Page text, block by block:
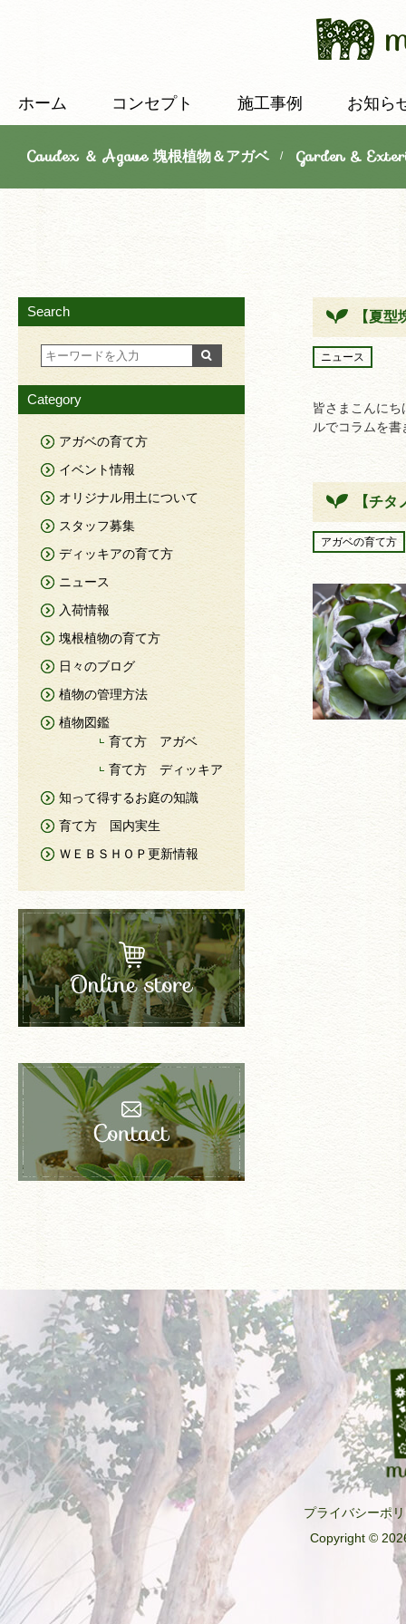
ホーム コンセプト 施工事例 お知ら
Caudex ＆ Agave 塊根植物＆アガベ/Garden &
【夏
ニュース
皆さまこんに
ルでコラムを
【チ
アガベの育て方
Search
Category
アガベの育て方
イベント情報
オリジナル用土について
スタッフ募集
ディッキアの育て方
ニュース
入荷情報
塊根植物の育て方
日々のブログ
植物の管理方法
植物図鑑
育て方 アガベ
育て方 ディッキア
知って得するお庭の知識
育て方 国内実生
ＷＥＢＳＨＯＰ更新情報
プライバシーポ
Copyright ©